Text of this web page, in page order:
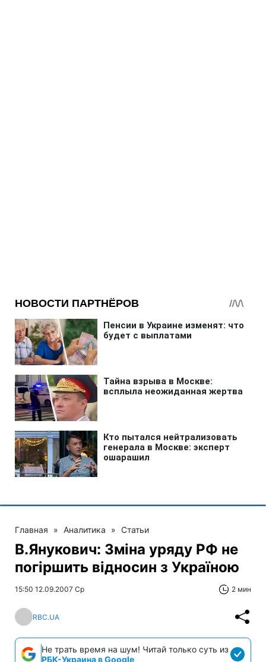
Главная » Аналитика » Статьи
В.Янукович: Зміна уряду РФ не
погіршить відносин з Україною
15:50 12.09.2007 Ср 2 мин
RBC.UA
Не трать время на шум! Читай только суть из
РБК-Украина в Google